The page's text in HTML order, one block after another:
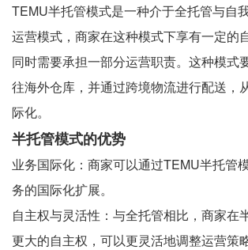
TEMU半托管模式是一种介于全托管与自
运营模式，商家在这种模式下享有一定的
同时需要承担一部分运营职责。这种模式
往海外仓库，并通过跨境物流进行配送，
际化。
半托管模式的优势
业务国际化：商家可以通过TEMU半托管
务的国际化扩展。
自主权与灵活性：与全托管相比，商家在
更大的自主权，可以更灵活地调整运营策略